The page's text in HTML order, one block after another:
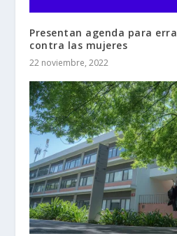
Presentan agenda para
contra las mujeres
22 noviembre, 2022